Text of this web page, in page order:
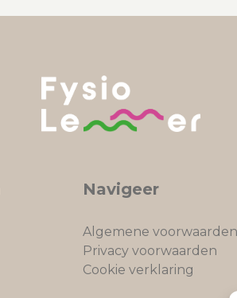
Navigeer
Algemene voorwaarden
Privacy voorwaarden
Cookie verklaring